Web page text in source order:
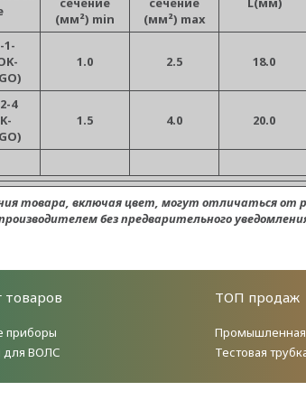
(мм²) min
(мм²) max
1-
1.0 2.5 18.0
4
1.5 4.0 20.0
товара, включая цвет, могут отличаться
без предварительного
товаров
приборы
для ВОЛС
ТОП продаж
Промышленная
Тестовая